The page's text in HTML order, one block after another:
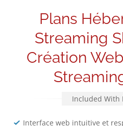
Plans
Streaming
Création
Included With
Interface web intuitive et